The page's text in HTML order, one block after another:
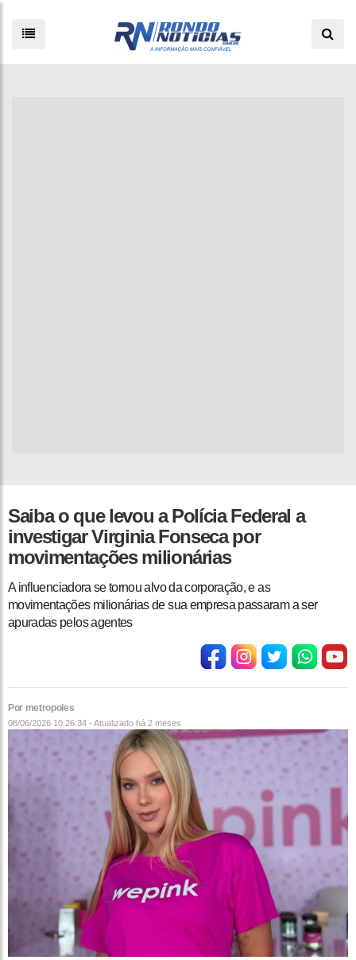
Saiba o que levou a Polícia Federal a
investigar Virginia Fonseca por
movimentações milionárias
A influenciadora se tornou alvo da corporação, e as
movimentações milionárias de sua empresa passaram a ser
apuradas pelos agentes
Por metropoles
08/06/2026 10:26:34 - Atualizado há 2 meses